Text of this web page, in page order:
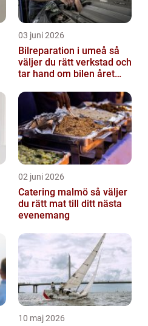
03 juni 2026
Bilreparation i umeå så
väljer du rätt verkstad och
tar hand om bilen året
02 juni 2026
Catering malmö så väljer
du rätt mat till ditt nästa
evenemang
10 maj 2026